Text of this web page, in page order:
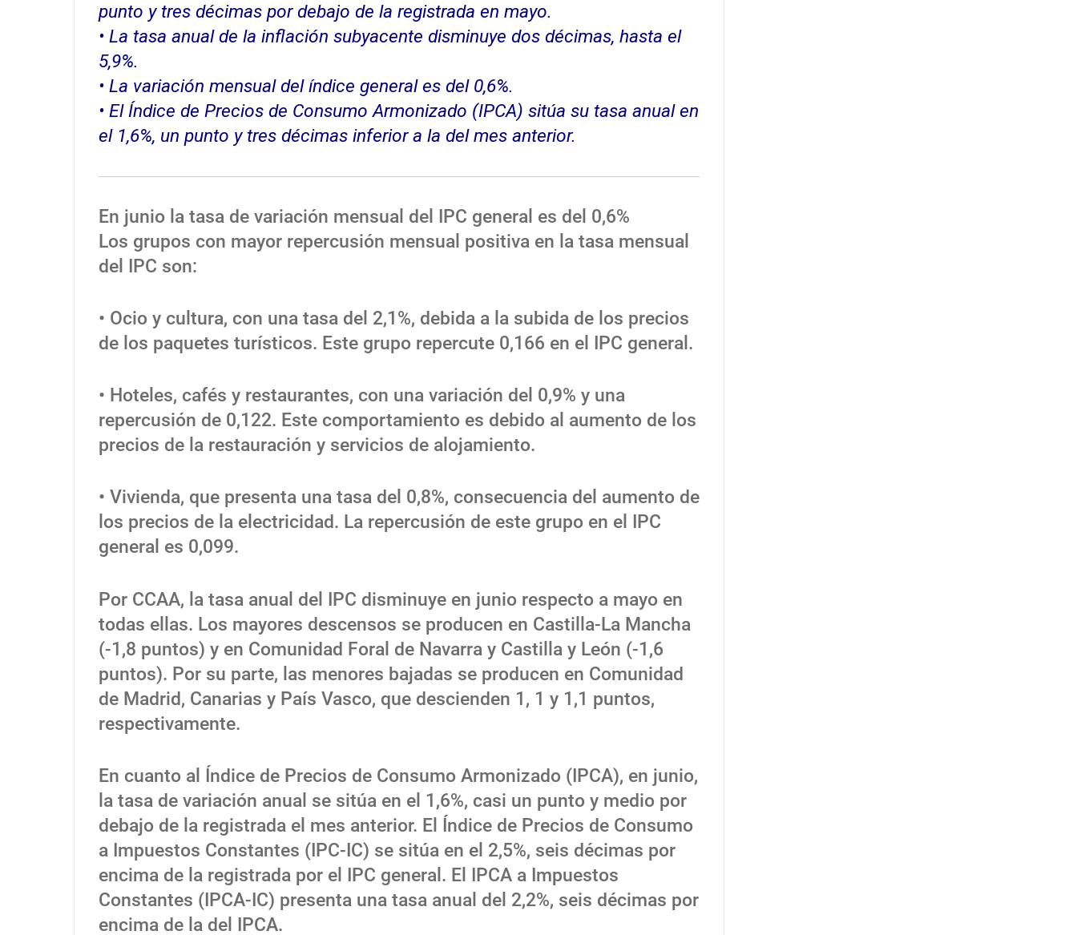
punto y tres décimas por debajo de la registrada en mayo.
• La tasa anual de la inflación subyacente disminuye dos décimas, hasta el
5,9%.
• La variación mensual del índice general es del 0,6%.
• El Índice de Precios de Consumo Armonizado (IPCA) sitúa su tasa anual en
el 1,6%, un punto y tres décimas inferior a la del mes anterior.
En junio la tasa de variación mensual del IPC general es del 0,6%
Los grupos con mayor repercusión mensual positiva en la tasa mensual
del IPC son:
• Ocio y cultura, con una tasa del 2,1%, debida a la subida de los precios
de los paquetes turísticos. Este grupo repercute 0,166 en el IPC general.
• Hoteles, cafés y restaurantes, con una variación del 0,9% y una
repercusión de 0,122. Este comportamiento es debido al aumento de los
precios de la restauración y servicios de alojamiento.
• Vivienda, que presenta una tasa del 0,8%, consecuencia del aumento de
los precios de la electricidad. La repercusión de este grupo en el IPC
general es 0,099.
Por CCAA, la tasa anual del IPC disminuye en junio respecto a mayo en
todas ellas. Los mayores descensos se producen en Castilla-La Mancha
(-1,8 puntos) y en Comunidad Foral de Navarra y Castilla y León (-1,6
puntos). Por su parte, las menores bajadas se producen en Comunidad
de Madrid, Canarias y País Vasco, que descienden 1, 1 y 1,1 puntos,
respectivamente.
En cuanto al Índice de Precios de Consumo Armonizado (IPCA), en junio,
la tasa de variación anual se sitúa en el 1,6%, casi un punto y medio por
debajo de la registrada el mes anterior. El Índice de Precios de Consumo
a Impuestos Constantes (IPC-IC) se sitúa en el 2,5%, seis décimas por
encima de la registrada por el IPC general. El IPCA a Impuestos
Constantes (IPCA-IC) presenta una tasa anual del 2,2%, seis décimas por
encima de la del IPCA.